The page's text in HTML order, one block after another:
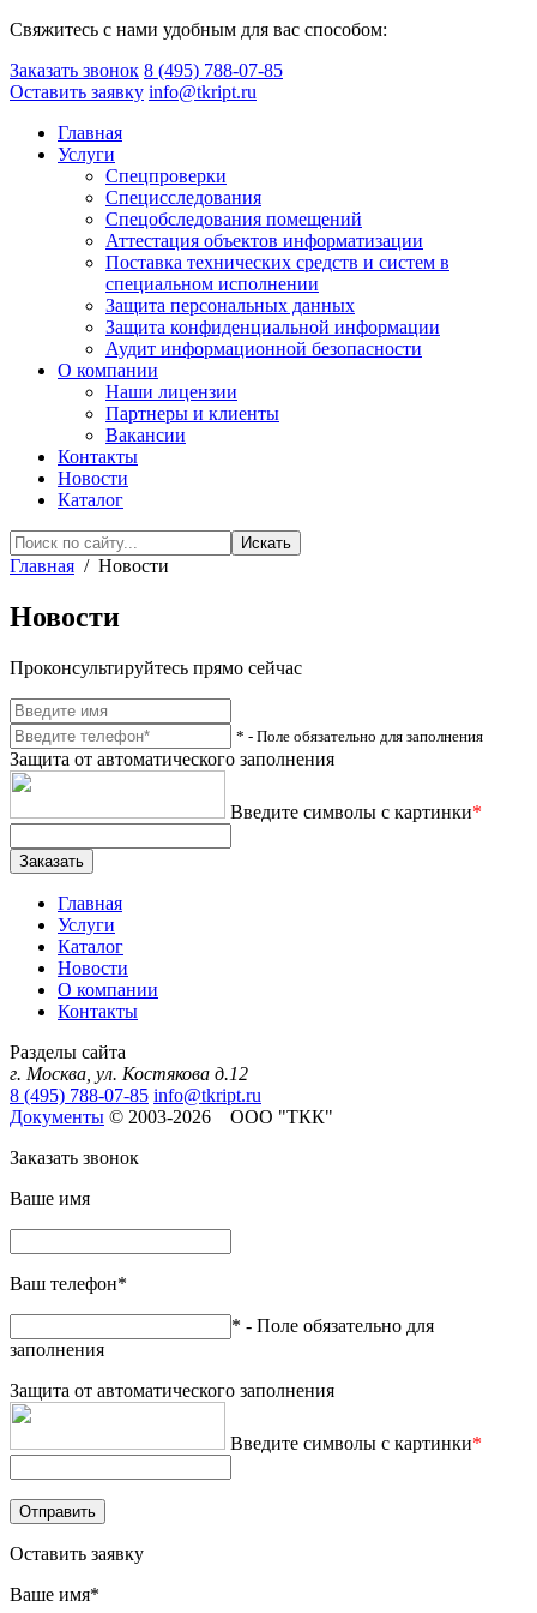
Свяжитесь с нами удобным для вас способом:
Заказать звонок 8 (495) 788-07-85
Оставить заявку info@tkript.ru
Главная
Услуги
Спецпроверки
Специсследования
Спецобследования помещений
Аттестация объектов информатизации
Поставка технических средств и систем в
специальном исполнении
Защита персональных данных
Защита конфиденциальной информации
Аудит информационной безопасности
О компании
Наши лицензии
Партнеры и клиенты
Вакансии
Контакты
Новости
Каталог
Главная / Новости
Новости
Проконсультируйтесь прямо сейчас
* - Поле обязательно для заполнения
Защита от автоматического заполнения
Введите символы с картинки*
Заказать
Главная
Услуги
Каталог
Новости
О компании
Контакты
Разделы сайта
г. Москва, ул. Костякова д.12
8 (495) 788-07-85 info@tkript.ru
Документы © 2003-2026 ООО "ТКК"
Заказать звонок
Ваше имя
Ваш телефон*
* - Поле обязательно для
заполнения
Защита от автоматического заполнения
Введите символы с картинки*
Оставить заявку
Ваше имя*